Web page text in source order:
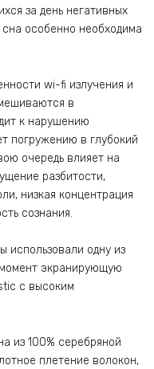
за день негативных
особенно необходима
wi-fi излучения и
в
к нарушению
погружению в глубокий
очередь влияет на
разбитости,
низкая концентрация
сознания.
использовали одну из
экранирующую
с высоким
из 100% серебряной
плетение волокон,